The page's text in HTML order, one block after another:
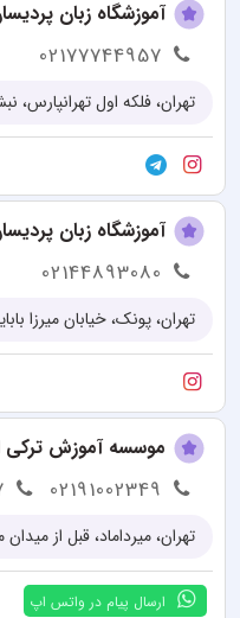
آموزشگاه زبان
02177744957
تهران، فلکه اول تهرانپارس، نبش 148، شرقی،
آموزشگاه زبان
02144893080
موسسه آموزش ترکی
02191002349
ارسال پیام در واتس اپ